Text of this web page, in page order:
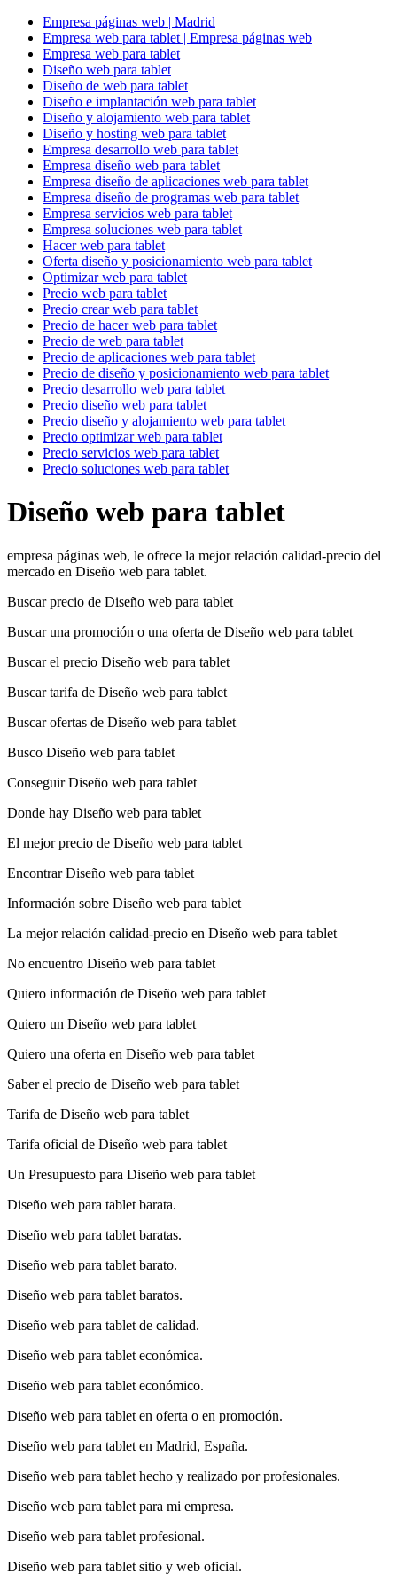
Empresa páginas web | Madrid
Empresa web para tablet | Empresa páginas web
Empresa web para tablet
Diseño web para tablet
Diseño de web para tablet
Diseño e implantación web para tablet
Diseño y alojamiento web para tablet
Diseño y hosting web para tablet
Empresa desarrollo web para tablet
Empresa diseño web para tablet
Empresa diseño de aplicaciones web para tablet
Empresa diseño de programas web para tablet
Empresa servicios web para tablet
Empresa soluciones web para tablet
Hacer web para tablet
Oferta diseño y posicionamiento web para tablet
Optimizar web para tablet
Precio web para tablet
Precio crear web para tablet
Precio de hacer web para tablet
Precio de web para tablet
Precio de aplicaciones web para tablet
Precio de diseño y posicionamiento web para tablet
Precio desarrollo web para tablet
Precio diseño web para tablet
Precio diseño y alojamiento web para tablet
Precio optimizar web para tablet
Precio servicios web para tablet
Precio soluciones web para tablet
Diseño web para tablet
empresa páginas web, le ofrece la mejor relación calidad-precio del
mercado en Diseño web para tablet.
Buscar precio de Diseño web para tablet
Buscar una promoción o una oferta de Diseño web para tablet
Buscar el precio Diseño web para tablet
Buscar tarifa de Diseño web para tablet
Buscar ofertas de Diseño web para tablet
Busco Diseño web para tablet
Conseguir Diseño web para tablet
Donde hay Diseño web para tablet
El mejor precio de Diseño web para tablet
Encontrar Diseño web para tablet
Información sobre Diseño web para tablet
La mejor relación calidad-precio en Diseño web para tablet
No encuentro Diseño web para tablet
Quiero información de Diseño web para tablet
Quiero un Diseño web para tablet
Quiero una oferta en Diseño web para tablet
Saber el precio de Diseño web para tablet
Tarifa de Diseño web para tablet
Tarifa oficial de Diseño web para tablet
Un Presupuesto para Diseño web para tablet
Diseño web para tablet barata.
Diseño web para tablet baratas.
Diseño web para tablet barato.
Diseño web para tablet baratos.
Diseño web para tablet de calidad.
Diseño web para tablet económica.
Diseño web para tablet económico.
Diseño web para tablet en oferta o en promoción.
Diseño web para tablet en Madrid, España.
Diseño web para tablet hecho y realizado por profesionales.
Diseño web para tablet para mi empresa.
Diseño web para tablet profesional.
Diseño web para tablet sitio y web oficial.